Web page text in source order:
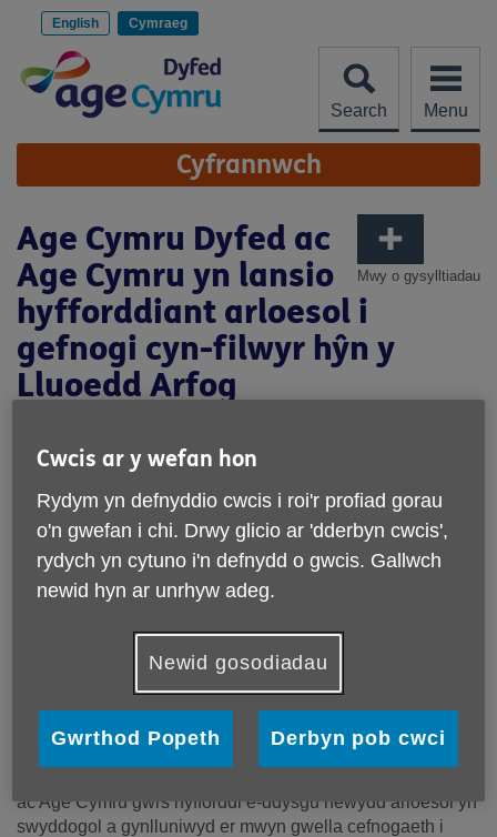
cynnwys
English Cymraeg
Search Menu
Site
Navigation
Cyfrannwch
Mwy o gysylltiadau
Age Cymru Dyfed ac
Age Cymru yn lansio
hyfforddiant arloesol i
gefnogi cyn-filwyr hŷn y
Lluoedd Arfog
Age Cymru Dyfed ac Age Cymru yn lansio hyfforddiant
arloesol i gefnogi cyn-filwyr hŷn y Lluoedd Arfog
ac Age Cymru gwrs hyfforddi e-ddysgu newydd arloesol yn
swyddogol a gynlluniwyd er mwyn gwella cefnogaeth i
Cwcis ar y wefan hon
Rydym yn defnyddio cwcis i roi'r profiad gorau
o'n gwefan i chi. Drwy glicio ar 'dderbyn cwcis',
rydych yn cytuno i'n defnydd o gwcis. Gallwch
newid hyn ar unrhyw adeg.
Newid gosodiadau
Gwrthod Popeth Derbyn pob cwci